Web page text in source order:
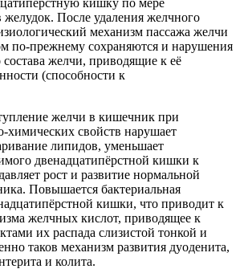
После удаления желчного
механизм пассажа желчи
по-прежнему сохраняются и нарушения
желчи, приводящие к её
(способности к
желчи в кишечник при
химических свойств нарушает
липидов, уменьшает
двенадцатипёрстной кишки к
рост и развитие нормальной
Повышается бактериальная
кишки, что приводит к
желчных кислот, приводящее к
их распада слизистой тонкой и
таков механизм развития дуоденита,
и колита.